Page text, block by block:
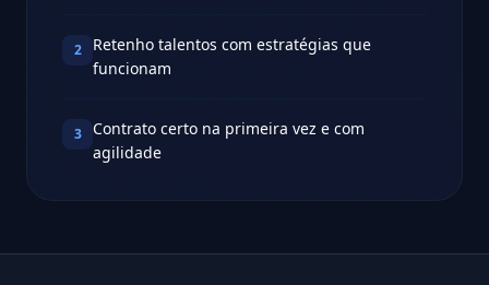
2
Retenho talentos com estratégias que
funcionam
3
Contrato certo na primeira vez e com
agilidade